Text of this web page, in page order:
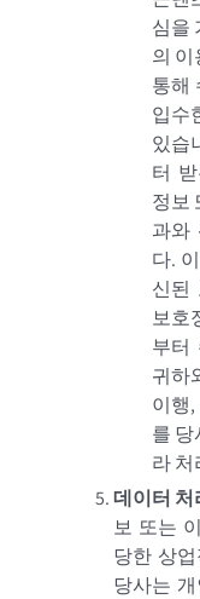
심을
의
통해
입수
있습
터
정보
과와
다.
신된
보호
부터
귀하
이행
를
라 처
데이터 처
보 또는
당한 상
당사는